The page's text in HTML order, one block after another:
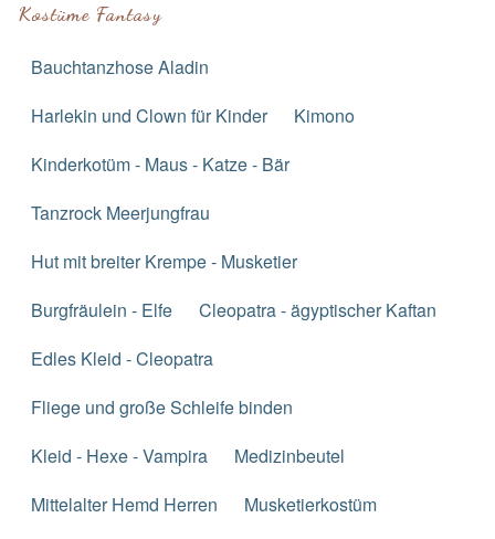
Kostüme Fantasy
Bauchtanzhose Aladin
Harlekin und Clown für Kinder
Kimono
Kinderkotüm - Maus - Katze - Bär
Tanzrock Meerjungfrau
Hut mit breiter Krempe - Musketier
Burgfräulein - Elfe
Cleopatra - ägyptischer Kaftan
Edles Kleid - Cleopatra
Fliege und große Schleife binden
Kleid - Hexe - Vampira
Medizinbeutel
Mittelalter Hemd Herren
Musketierkostüm